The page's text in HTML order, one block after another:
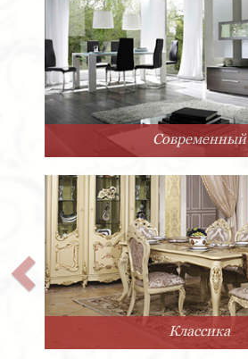
Современный
Классика